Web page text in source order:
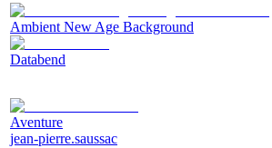
Ambient New Age Background
Databend
Aventure
jean-pierre.saussac